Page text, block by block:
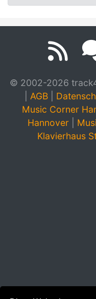
© 2002-2026
AGB
Music Corner
Hannover
Klavierhaus